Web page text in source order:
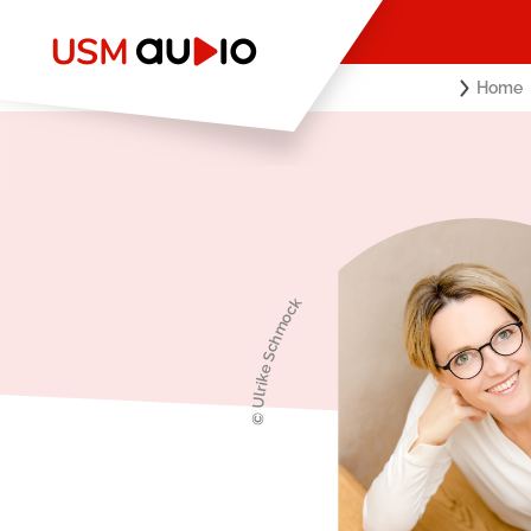
Home
© Ulrike Schmock